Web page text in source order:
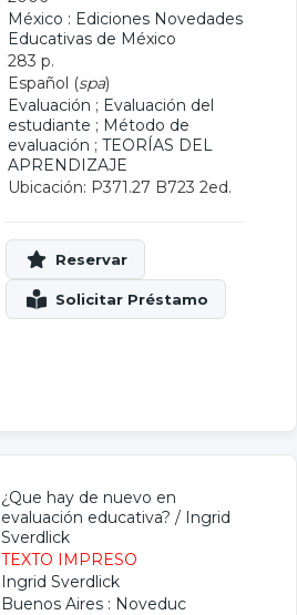
México : Ediciones Novedades
Educativas de México
283 p.
Español (spa)
Evaluación ; Evaluación del
estudiante ; Método de
evaluación ; TEORÍAS DEL
APRENDIZAJE
Ubicación: P371.27 B723 2ed.
¿Que hay de nuevo en
evaluación educativa? / Ingrid
Sverdlick
TEXTO IMPRESO
Ingrid Sverdlick
Buenos Aires : Noveduc